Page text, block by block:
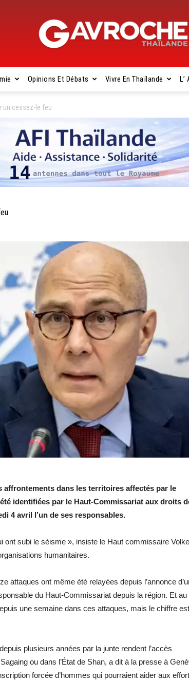
Gavroche
Thaïlande
Opinions Et Débats Vivre En Thaïlande L’
un cessez-le feu
affrontements dans les territoires affectés par le
identifiées par le Haut-Commissariat aux droits
4 avril l’un de ses responsables.
ont subi le séisme », insiste le Haut commissaire
humanitaires.
attaques ont même été relayées depuis l’annonce
du Haut-Commissariat depuis la région. Et au
une semaine dans ces attaques, mais le chiffre est
plusieurs années par la junte rendent l’accès
ou dans l’État de Shan, a dit à la presse à
forcée d’hommes qui pourraient aider aux